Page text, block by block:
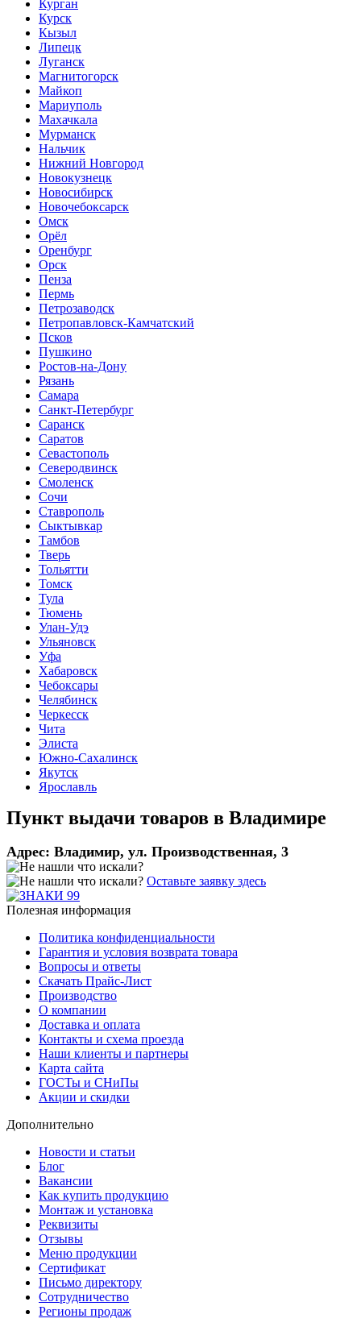
Курган
Курск
Кызыл
Липецк
Луганск
Магнитогорск
Майкоп
Мариуполь
Махачкала
Мурманск
Нальчик
Нижний Новгород
Новокузнецк
Новосибирск
Новочебоксарск
Омск
Орёл
Оренбург
Орск
Пенза
Пермь
Петрозаводск
Петропавловск-Камчатский
Псков
Пушкино
Ростов-на-Дону
Рязань
Самара
Санкт-Петербург
Саранск
Саратов
Севастополь
Северодвинск
Смоленск
Сочи
Ставрополь
Сыктывкар
Тамбов
Тверь
Тольятти
Томск
Тула
Тюмень
Улан-Удэ
Ульяновск
Уфа
Хабаровск
Чебоксары
Челябинск
Черкесск
Чита
Элиста
Южно-Сахалинск
Якутск
Ярославль
Пункт выдачи товаров в Владимире
Адрес: Владимир, ул. Производственная, 3
Оставьте заявку здесь
Полезная информация
Политика конфиденциальности
Гарантия и условия возврата товара
Вопросы и ответы
Скачать Прайс-Лист
Производство
О компании
Доставка и оплата
Контакты и схема проезда
Наши клиенты и партнеры
Карта сайта
ГОСТы и СНиПы
Акции и скидки
Дополнительно
Новости и статьи
Блог
Вакансии
Как купить продукцию
Монтаж и установка
Реквизиты
Отзывы
Меню продукции
Сертификат
Письмо директору
Сотрудничество
Регионы продаж